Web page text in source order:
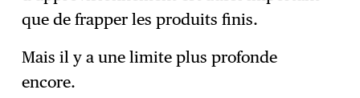
que de frapper les produits finis.
Mais il y a une limite plus profonde
encore.